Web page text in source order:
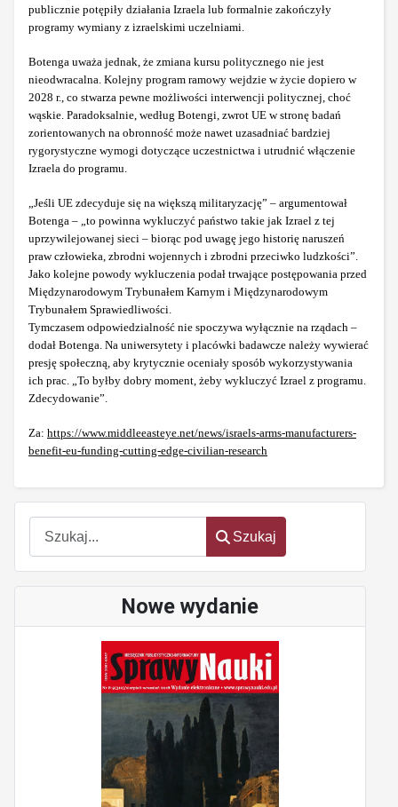
Szukaj
Szukaj
Nowe wydanie
publicznie potępiły działania Izraela lub formalnie zakończyły
programy wymiany z izraelskimi uczelniami.
Botenga uważa jednak, że zmiana kursu politycznego nie jest
nieodwracalna. Kolejny program ramowy wejdzie w życie dopiero w
2028 r., co stwarza pewne możliwości interwencji politycznej, choć
wąskie. Paradoksalnie, według Botengi, zwrot UE w stronę badań
zorientowanych na obronność może nawet uzasadniać bardziej
rygorystyczne wymogi dotyczące uczestnictwa i utrudnić włączenie
Izraela do programu.
„Jeśli UE zdecyduje się na większą militaryzację” – argumentował
Botenga – „to powinna wykluczyć państwo takie jak Izrael z tej
uprzywilejowanej sieci – biorąc pod uwagę jego historię naruszeń
praw człowieka, zbrodni wojennych i zbrodni przeciwko ludzkości”.
Jako kolejne powody wykluczenia podał trwające postępowania przed
Międzynarodowym Trybunałem Karnym i Międzynarodowym
Trybunałem Sprawiedliwości.
Tymczasem odpowiedzialność nie spoczywa wyłącznie na rządach –
dodał Botenga. Na uniwersytety i placówki badawcze należy wywierać
presję społeczną, aby krytycznie oceniały sposób wykorzystywania
ich prac. „To byłby dobry moment, żeby wykluczyć Izrael z programu.
Zdecydowanie”.
Za: https://www.middleeasteye.net/news/israels-arms-manufacturers-
benefit-eu-funding-cutting-edge-civilian-research